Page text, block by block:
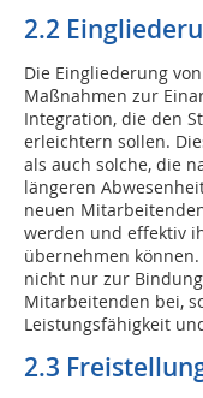
2.2
Die Eingliederung
Maßnahmen zur
Integration, die den
erleichtern sollen.
als auch solche, die
längeren
neuen
werden und effektiv
übernehmen
nicht nur zur
Mitarbeitenden bei,
Leistungsfähigkeit
2.3